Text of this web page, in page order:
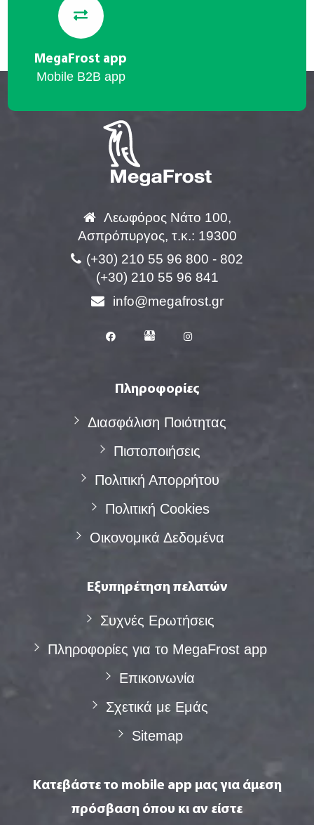
MegaFrost app
Mobile B2B app
Λεωφόρος Νάτο 100,
Ασπρόπυργος, τ.κ.: 19300
(+30) 210 55 96 800 - 802
(+30) 210 55 96 841
info@megafrost.gr
Πληροφορίες
Διασφάλιση Ποιότητας
Πιστοποιήσεις
Πολιτική Απορρήτου
Πολιτική Cookies
Οικονομικά Δεδομένα
Εξυπηρέτηση πελατών
Συχνές Eρωτήσεις
Πληροφορίες για το MegaFrost app
Επικοινωνία
Σχετικά με Eμάς
Sitemap
Κατεβάστε το mobile app μας για άμεση
πρόσβαση όπου κι αν είστε